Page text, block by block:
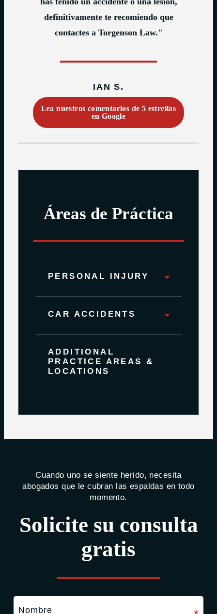
definitivamente te recomiendo que
contactes a Torgenson Law."
IAN S.
Lea nuestros comentarios de 5 estrellas
en Google
Áreas de Práctica
PERSONAL INJURY
CAR ACCIDENTS
ADDITIONAL
PRACTICE AREAS &
LOCATIONS
Cuando uno se siente herido, necesita
abogados que le cubran las espaldas en todo
momento.
Solicite su consulta
gratis